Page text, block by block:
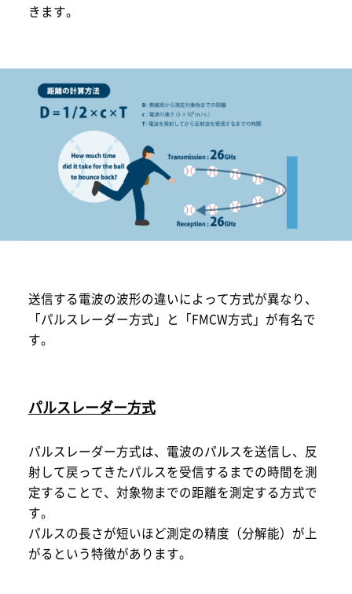
きます。
送信する電波の波形の違いによって方式が異なり、
「パルスレーダー方式」と「FMCW方式」が有名で
す。
パルスレーダー方式
パルスレーダー方式は、電波のパルスを送信し、反
射して戻ってきたパルスを受信するまでの時間を測
定することで、対象物までの距離を測定する方式で
す。
パルスの長さが短いほど測定の精度（分解能）が上
がるという特徴があります。